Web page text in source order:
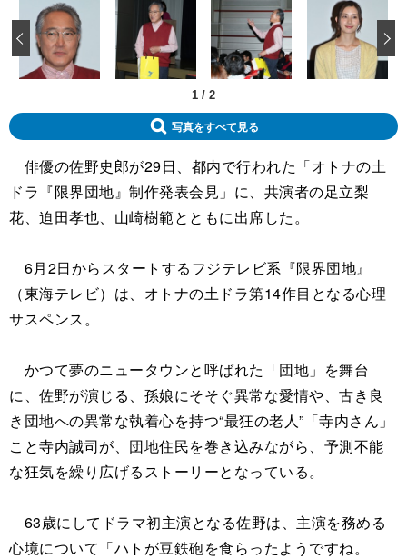
1 / 2
‹
写真をすべて見る
俳優の佐野史郎が29日、都内で行われた「オトナの土
ドラ『限界団地』制作発表会見」に、共演者の足立梨
花、迫田孝也、山崎樹範とともに出席した。
6月2日からスタートするフジテレビ系『限界団地』
（東海テレビ）は、オトナの土ドラ第14作目となる心理
サスペンス。
かつて夢のニュータウンと呼ばれた「団地」を舞台
に、佐野が演じる、孫娘にそそぐ異常な愛情や、古き良
き団地への異常な執着心を持つ“最狂の老人”「寺内さん」
こと寺内誠司が、団地住民を巻き込みながら、予測不能
な狂気を繰り広げるストーリーとなっている。
63歳にしてドラマ初主演となる佐野は、主演を務める
心境について「ハトが豆鉄砲を食らったようですね。